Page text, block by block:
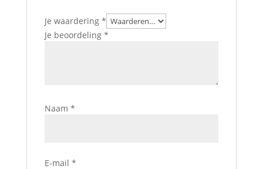
Je waardering *
Je beoordeling *
Naam *
E-mail *